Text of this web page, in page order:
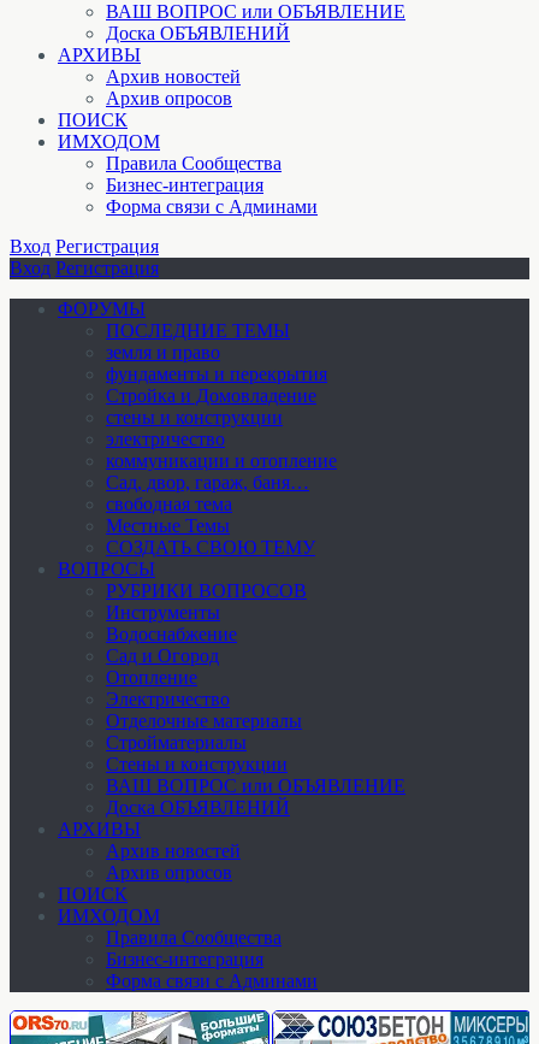
ВАШ ВОПРОС или ОБЪЯВЛЕНИЕ
Доска ОБЪЯВЛЕНИЙ
АРХИВЫ
Архив новостей
Архив опросов
ПОИСК
ИМХОДОМ
Правила Сообщества
Бизнес-интеграция
Форма связи с Админами
Вход Регистрация
Вход Регистрация
ФОРУМЫ
ПОСЛЕДНИЕ ТЕМЫ
земля и право
фундаменты и перекрытия
Стройка и Домовладение
стены и конструкции
электричество
коммуникации и отопление
Cад, двор, гараж, баня…
свободная тема
Местные Темы
СОЗДАТЬ СВОЮ ТЕМУ
ВОПРОСЫ
РУБРИКИ ВОПРОСОВ
Инструменты
Водоснабжение
Сад и Огород
Отопление
Электричество
Отделочные материалы
Стройматериалы
Стены и конструкции
ВАШ ВОПРОС или ОБЪЯВЛЕНИЕ
Доска ОБЪЯВЛЕНИЙ
АРХИВЫ
Архив новостей
Архив опросов
ПОИСК
ИМХОДОМ
Правила Сообщества
Бизнес-интеграция
Форма связи с Админами